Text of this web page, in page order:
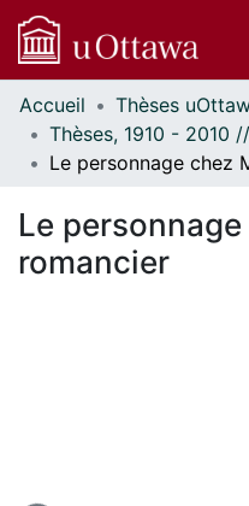
Communautés
et collections
Parcourir
À propos
Accueil
Le
romancier